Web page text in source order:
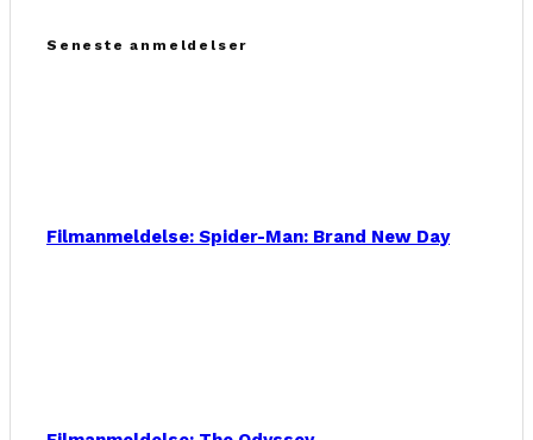
Seneste anmeldelser
Filmanmeldelse: Spider-Man: Brand New Day